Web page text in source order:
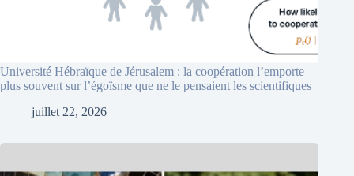
Université Hébraïque de Jérusalem : la coopération l’emporte
plus souvent sur l’égoïsme que ne le pensaient les scientifiques
juillet 22, 2026